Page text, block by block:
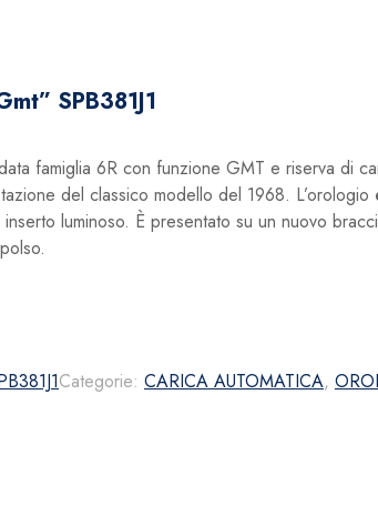
SPB381J1
famiglia 6R con funzione GMT e riserva di
del classico modello del 1968.
luminoso. È presentato su un nuovo
Categorie: CARICA AUTOMATICA,